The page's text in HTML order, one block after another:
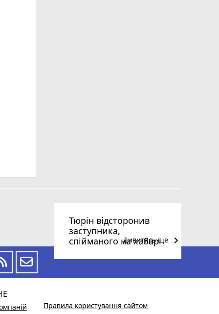
Тюрін відсторонив
заступника,
спійманого на хабарі
Дивитись ще keyboard_arrow_right
Правила користування сайтом